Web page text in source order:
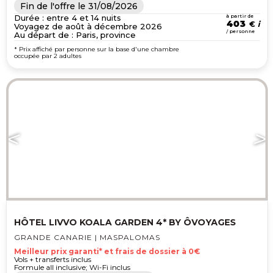
Fin de l'offre le 31/08/2026
Durée : entre 4 et 14 nuits
Voyagez de août à décembre 2026
Au départ de : Paris, province
à partir de
403 €
/ personne
* Prix affiché par personne sur la base d'une chambre
occupée par 2 adultes
HÔTEL LIVVO KOALA GARDEN 4* BY ÔVOYAGES
GRANDE CANARIE | MASPALOMAS
Meilleur prix garanti* et frais de dossier à 0€
Vols + transferts inclus
Formule all inclusive; Wi-Fi inclus